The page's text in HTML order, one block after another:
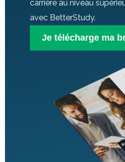
carrière au niveau
avec BetterStudy.
Je télécharge ma